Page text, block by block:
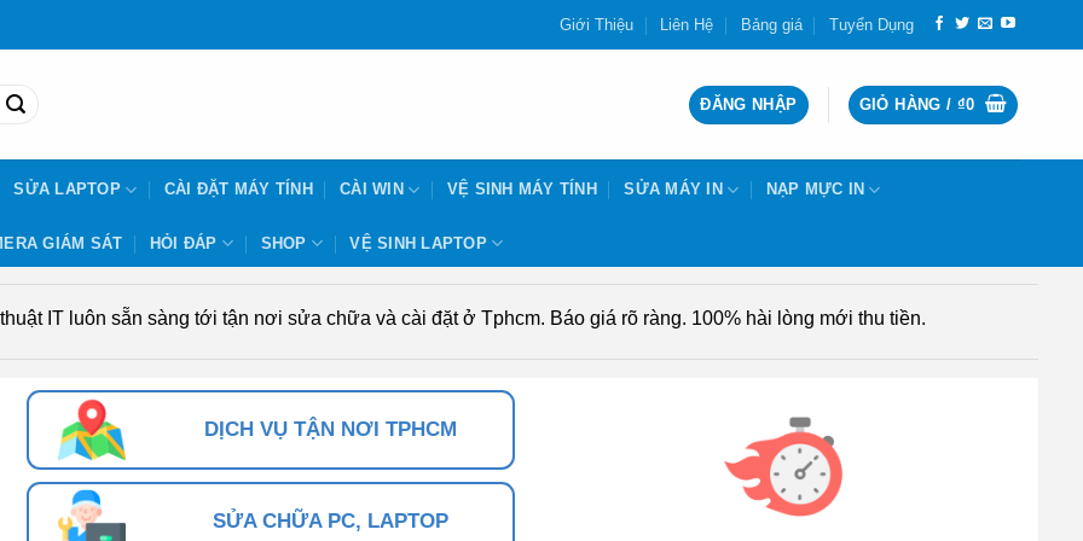
Giới Thiệu Liên Hệ Bảng giá Tuyển Dụng
ĐĂNG NHẬP GIỎ HÀNG / ₫0
SỬA LAPTOP CÀI ĐẶT MÁY TÍNH CÀI WIN VỆ SINH MÁY TÍNH SỬA MÁY IN NẠP MỰC IN
GIÁM SÁT HỎI ĐÁP SHOP VỆ SINH LAPTOP
IT luôn sẵn sàng tới tận nơi sửa chữa và cài đặt ở Tphcm. Báo giá rõ ràng. 100% hài lòng mới thu tiền.
DỊCH VỤ TẬN NƠI TPHCM
SỬA CHỮA PC, LAPTOP